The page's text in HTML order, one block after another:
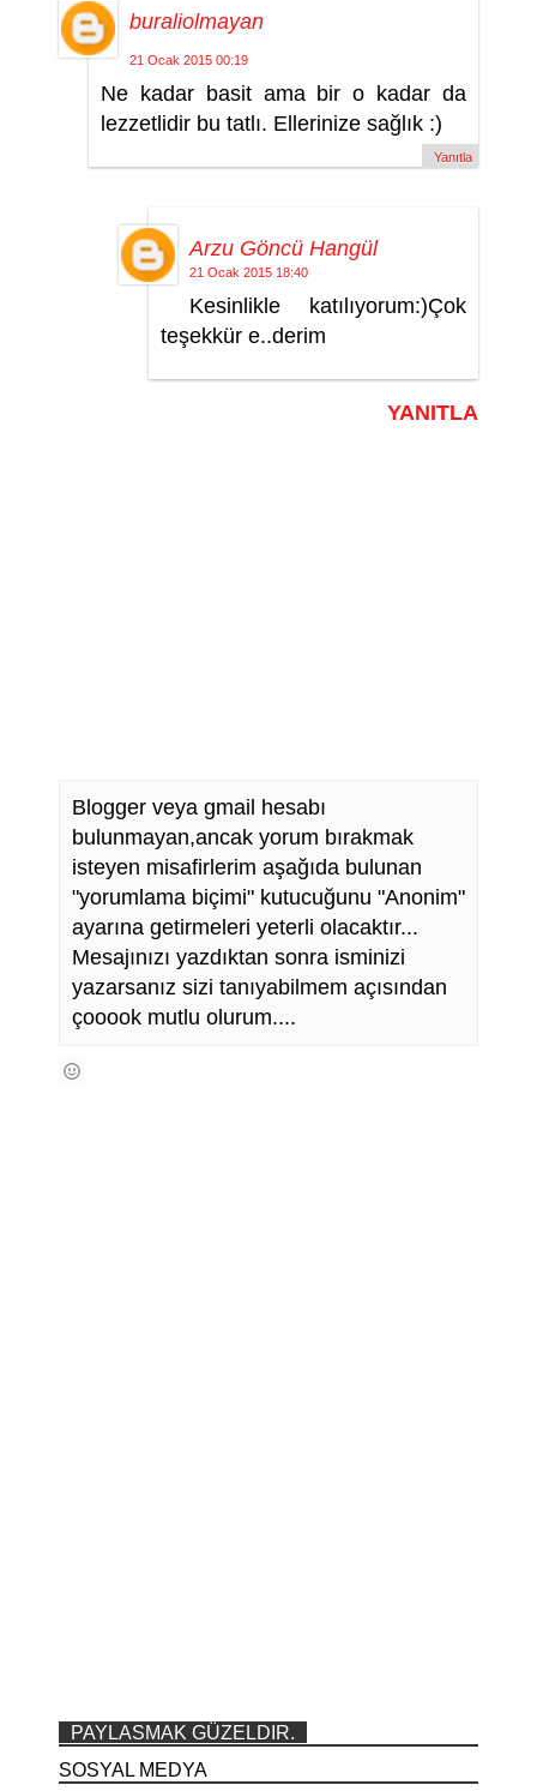
buraliolmayan
21 Ocak 2015 00:19
Ne kadar basit ama bir o kadar da
lezzetlidir bu tatlı. Ellerinize sağlık :)
Yanıtla
Arzu Göncü Hangül
21 Ocak 2015 18:40
Kesinlikle katılıyorum:)Çok
teşekkür e..derim
YANITLA
Blogger veya gmail hesabı
bulunmayan,ancak yorum bırakmak
isteyen misafirlerim aşağıda bulunan
"yorumlama biçimi" kutucuğunu "Anonim"
ayarına getirmeleri yeterli olacaktır...
Mesajınızı yazdıktan sonra isminizi
yazarsanız sizi tanıyabilmem açısından
çooook mutlu olurum....
PAYLASMAK GÜZELDIR.
SOSYAL MEDYA